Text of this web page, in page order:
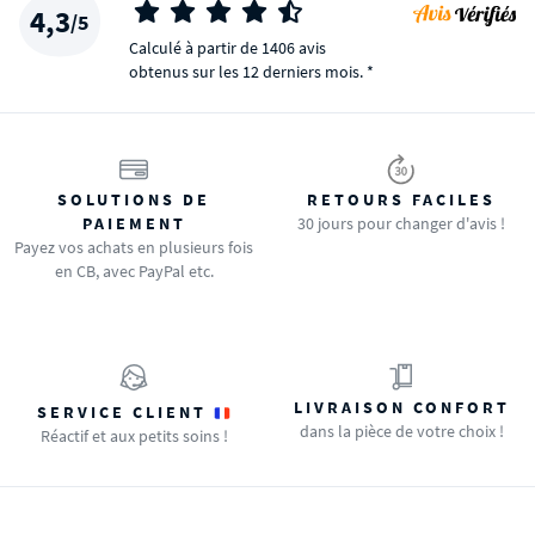
4,3/5
Calculé à partir de 1406 avis
obtenus sur les 12 derniers mois. *
SOLUTIONS DE
PAIEMENT
Payez vos achats en plusieurs fois
en CB, avec PayPal etc.
RETOURS FACILES
30 jours pour changer d'avis !
SERVICE CLIENT
Réactif et aux petits soins !
LIVRAISON CONFORT
dans la pièce de votre choix !